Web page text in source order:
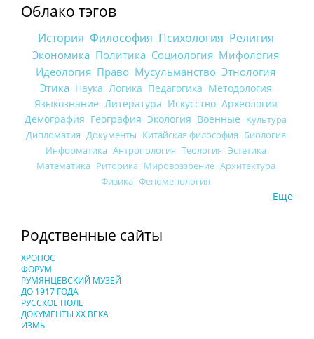
Облако тэгов
История Философия Психология Религия
Экономика Политика Социология Мифология
Идеология Право Мусульманство Этнология
Этика Наука Логика Педагогика Методология
Языкознание Литература Искусство Археология
Демография География Экология Военные Культура
Дипломатия Документы Китайская философия Биология
Информатика Антропология Теология Эстетика
Математика Риторика Мировоззрение Архитектура
Физика Феноменология
Еще
Родственные сайты
ХРОНОС
ФОРУМ
РУМЯНЦЕВСКИЙ МУЗЕЙ
ДО 1917 ГОДА
РУССКОЕ ПОЛЕ
ДОКУМЕНТЫ XX ВЕКА
ИЗМЫ